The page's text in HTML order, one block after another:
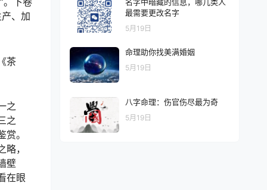
、加
茶
之
之
。
，
壁
在眼
最需要更改名字
5月19日
命理助你找美满婚姻
5月19日
八字命理：伤官伤尽最为奇
5月19日